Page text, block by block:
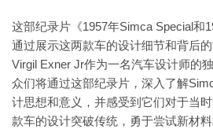
这部纪录片《1957年Simca Special和
通过展示这两款车的设计细节和背后
Virgil Exner Jr作为一名汽车设计师的
众们将通过这部纪录片，深入了解
计思想和意义，并感受到它们对于当
款车的设计突破传统，勇于尝试新材